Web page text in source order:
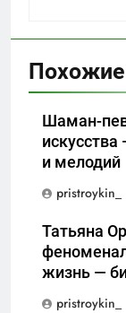
Похожие
Шаман-
и мелодий
pristroykin_
Татьяна
жизнь —
pristroykin_